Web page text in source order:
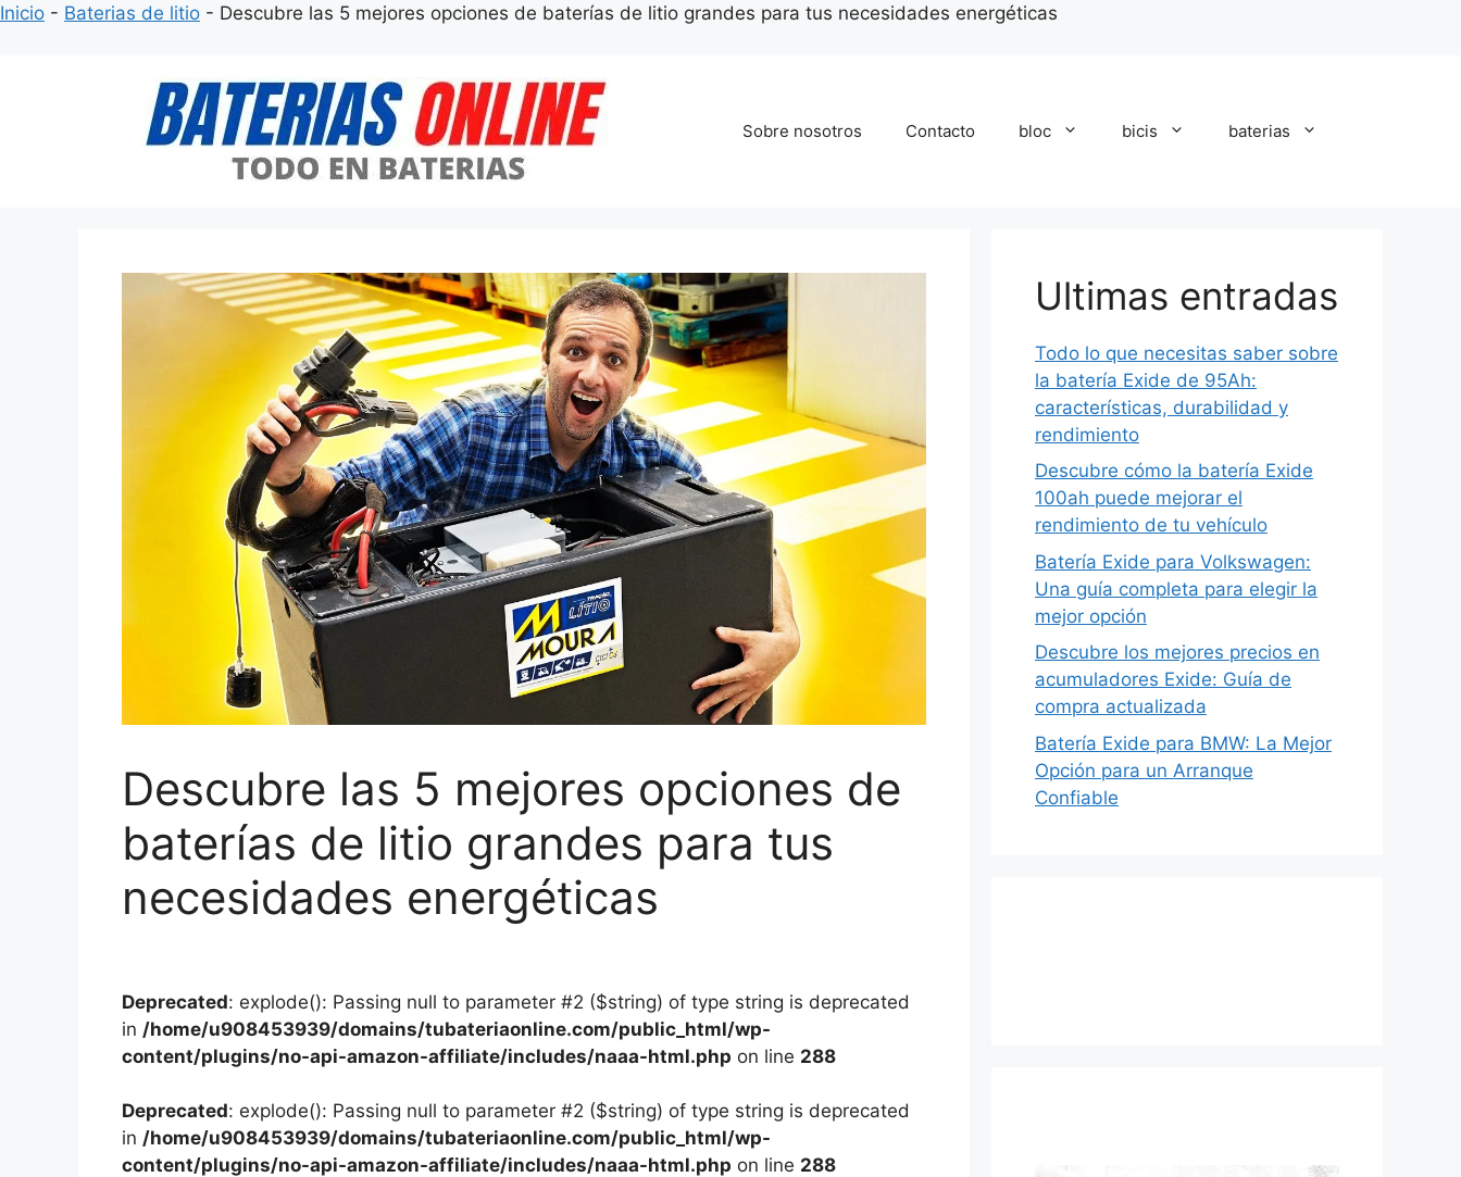
Inicio - Baterias de litio - Descubre las 5 mejores opciones de baterías de litio grandes para tus necesidades energéticas
Sobre nosotros Contacto bloc bicis baterias
Descubre las 5 mejores opciones de
baterías de litio grandes para tus
necesidades energéticas
Deprecated: explode(): Passing null to parameter #2 ($string) of type string is deprecated
in /home/u908453939/domains/tubateriaonline.com/public_html/wp-
content/plugins/no-api-amazon-affiliate/includes/naaa-html.php on line 288
Deprecated: explode(): Passing null to parameter #2 ($string) of type string is deprecated
in /home/u908453939/domains/tubateriaonline.com/public_html/wp-
content/plugins/no-api-amazon-affiliate/includes/naaa-html.php on line 288
Ultimas entradas
Todo lo que necesitas saber sobre
la batería Exide de 95Ah:
características, durabilidad y
rendimiento
Descubre cómo la batería Exide
100ah puede mejorar el
rendimiento de tu vehículo
Batería Exide para Volkswagen:
Una guía completa para elegir la
mejor opción
Descubre los mejores precios en
acumuladores Exide: Guía de
compra actualizada
Batería Exide para BMW: La Mejor
Opción para un Arranque
Confiable